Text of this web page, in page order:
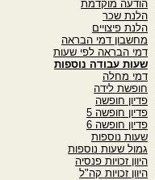
הודעה מוקדמת
הלנת שכר
הלנת פיצויים
מחשבון דמי הבראה
דמי הבראה לפי שעות
שעות עבודה נוספות
דמי מחלה
חופשת לידה
פדיון חופשה
פדיון חופשה 5
פדיון חופשה 6
שעות נוספות
גמול שעות נוספות
היוון זכויות פנסיה
היוון זכויות קה"ל